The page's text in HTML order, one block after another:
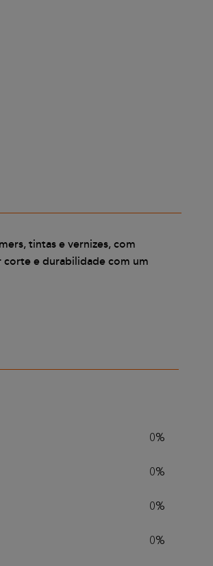
tintas e vernizes, com
corte e durabilidade com um
0%
0%
0%
0%